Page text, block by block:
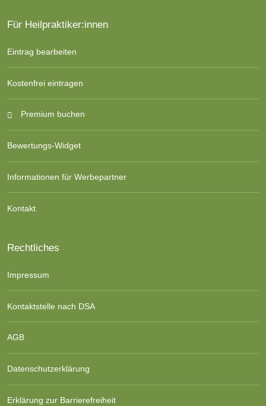
Für Heilpraktiker:innen
Eintrag bearbeiten
Kostenfrei eintragen
Premium buchen
Bewertungs-Widget
Informationen für Werbepartner
Kontakt
Rechtliches
Impressum
Kontaktstelle nach DSA
AGB
Datenschutzerklärung
Erklärung zur Barrierefreiheit